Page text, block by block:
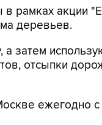
рамках акции
деревьев.
затем
отсыпки
ежегодно с